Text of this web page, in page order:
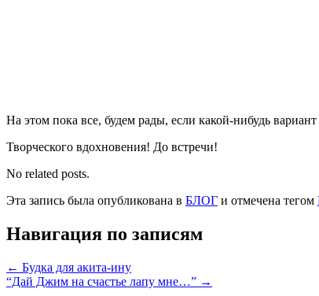
На этом пока все, будем рады, если какой-нибудь
Творческого вдохновения! До встречи!
No related posts.
Эта запись была опубликована в БЛОГ и отмечена тегом
Навигация по записям
← Будка для акита-ину
“Дай Джим на счастье лапу мне…” →